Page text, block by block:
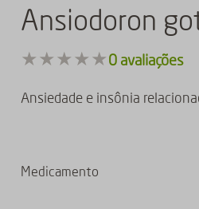
Ansiodoron
★ ★ ★ ★ ★ 0 avaliações
Ansiedade e insônia
Medicamento